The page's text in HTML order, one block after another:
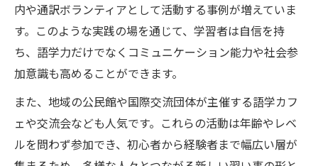
内や通訳ボランティアとして活動する事例が増えていま
す。このような実践の場を通じて、学習者は自信を持
ち、語学力だけでなくコミュニケーション能力や社会参
加意識も高めることができます。
また、地域の公民館や国際交流団体が主催する語学カフ
ェや交流会なども人気です。これらの活動は年齢やレベ
ルを問わず参加でき、初心者から経験者まで幅広い層が